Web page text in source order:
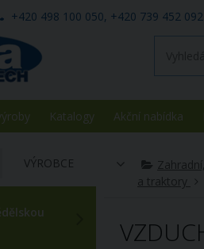
+420 498 100 050, +420 739 452 092
Katalogy Akční nabídka
a traktory
VÝROBCE